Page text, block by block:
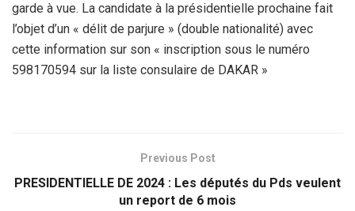
garde à vue. La candidate à la présidentielle prochaine fait
l’objet d’un « délit de parjure » (double nationalité) avec
cette information sur son « inscription sous le numéro
598170594 sur la liste consulaire de DAKAR »
Previous Post
PRESIDENTIELLE DE 2024 : Les députés du Pds veulent
un report de 6 mois